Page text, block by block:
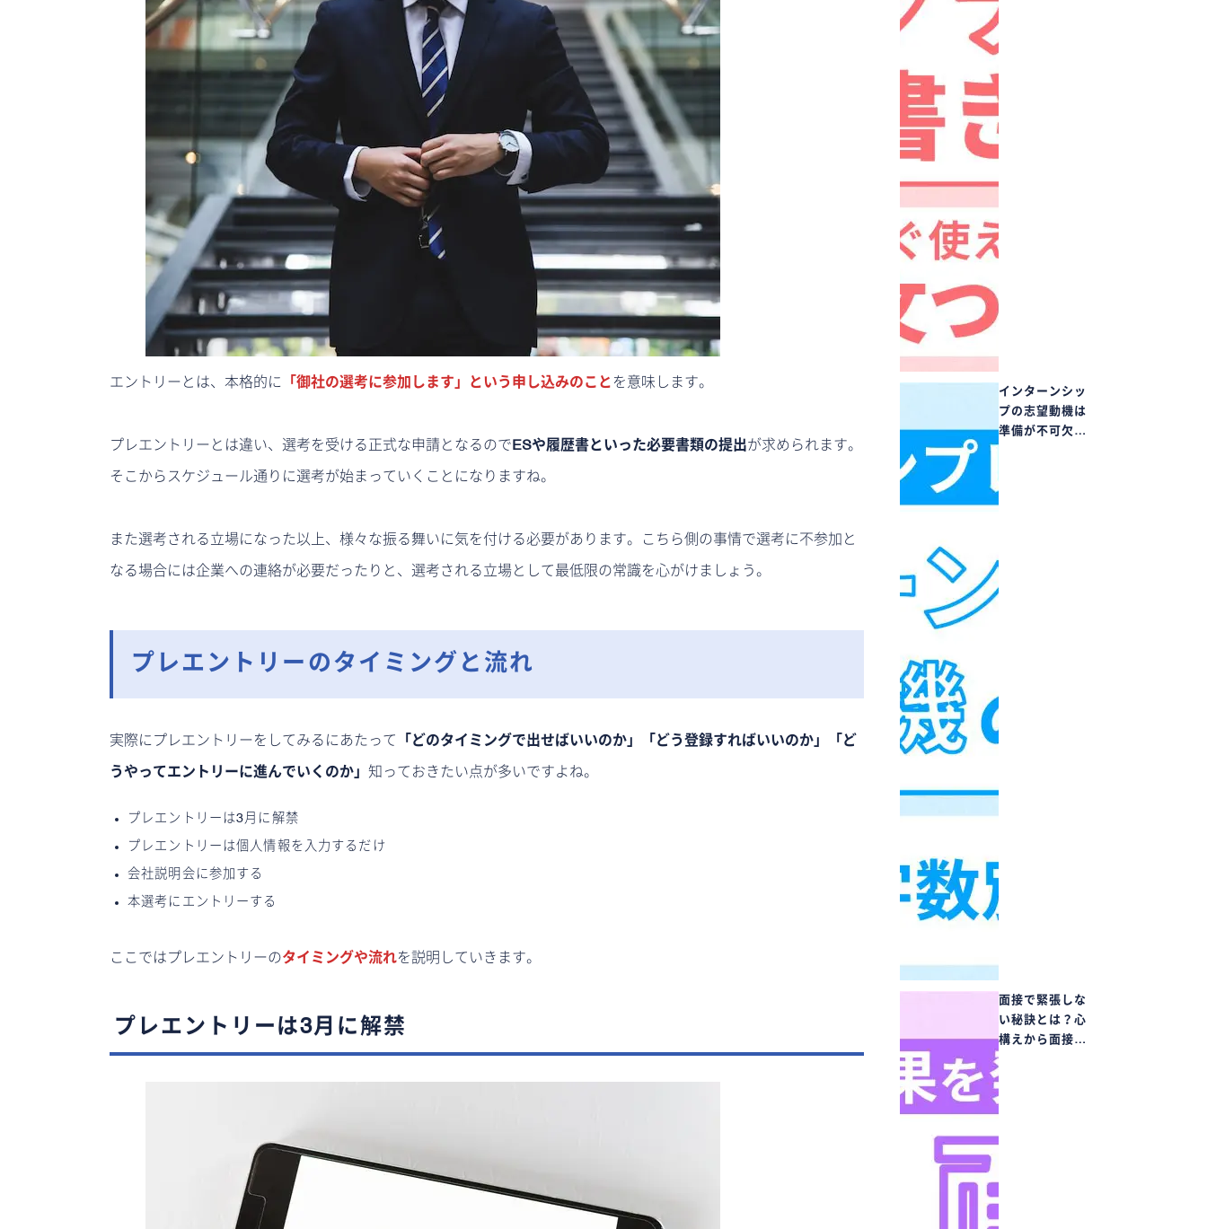
エントリーとは、本格的に 「御社の選考に参加します」という申し込みのこと を意味します。
プレエントリーとは違い、選考を受ける正式な申請となるので ESや履歴書といった必要書類の提出が求められます。
そこからスケジュール通りに選考が始まっていくことになりますね。
また選考される立場になった以上、様々な振る舞いに気を付ける必要があります。こちら側の事情で選考に不参加と
なる場合には企業への連絡が必要だったりと、選考される立場として最低限の常識を心がけましょう。
プレエントリーのタイミングと流れ
実際にプレエントリーをしてみるにあたって 「どのタイミングで出せばいいのか」「どう登録すればいいのか」「ど
うやってエントリーに進んでいくのか」 知っておきたい点が多いですよね。
プレエントリーは3月に解禁
プレエントリーは個人情報を入力するだけ
会社説明会に参加する
本選考にエントリーする
ここではプレエントリーのタイミングや流れを説明していきます。
プレエントリーは3月に解禁
インターンシッ
プの志望動機は
準備が不可欠…
面接で緊張しな
い秘訣とは？心
構えから面接…